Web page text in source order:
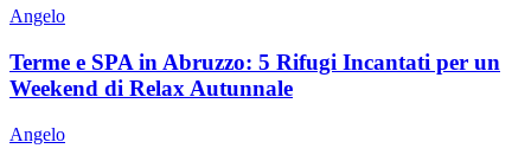
Angelo
Terme e SPA in Abruzzo: 5 Rifugi Incantati per un
Weekend di Relax Autunnale
Angelo